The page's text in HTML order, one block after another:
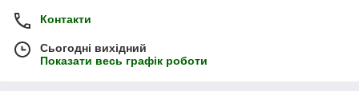
Контакти
Сьогодні вихідний
Показати весь графік роботи